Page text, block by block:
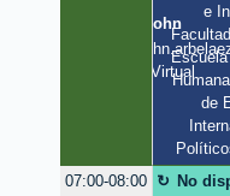
John
/ Virtual
e
de
07:00-08:00 No